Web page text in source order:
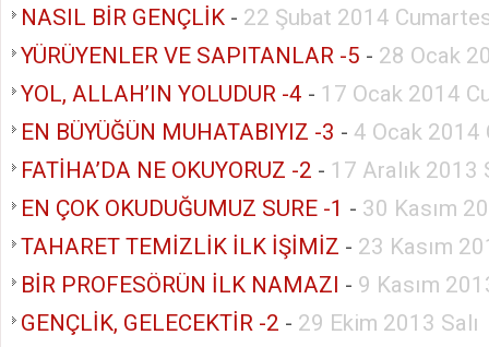
NASIL BİR GENÇLİK - 22 Şubat 2014
YÜRÜYENLER VE SAPITANLAR -5 - 28 Ocak
YOL, ALLAH’IN YOLUDUR -4 - 17 Ocak 2014
EN BÜYÜĞÜN MUHATABIYIZ -3 - 4 Ocak 2014
FATİHA’DA NE OKUYORUZ -2 - 17 Aralık 2013
EN ÇOK OKUDUĞUMUZ SURE -1 - 30 Kasım
TAHARET TEMİZLİK İLK İŞİMİZ - 23 Kasım
BİR PROFESÖRÜN İLK NAMAZI - 9 Kasım
GENÇLİK, GELECEKTİR -2 - 29 Ekim 2013 Salı